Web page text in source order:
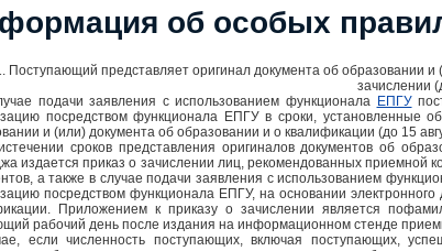
об особых
Поступающий представляет оригинал документа об образовании
зачислении
подачи заявления с использованием функционала ЕПГУ
посредством функционала ЕПГУ в сроки, установленные
и (или) документа об образовании и о квалификации (до 15
сроков представления оригиналов документов об
издается приказ о зачислении лиц, рекомендованных приемной
а также в случае подачи заявления с использованием
посредством функционала ЕПГУ, на основании
Приложением к приказу о зачислении является
рабочий день после издания на информационном стенде
если численность поступающих, включая поступающих,